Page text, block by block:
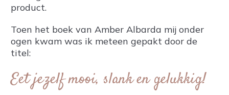
product.
Toen het boek van Amber Albarda mij onder
ogen kwam was ik meteen gepakt door de
titel:
Eet jezelf mooi, slank en gelukkig!